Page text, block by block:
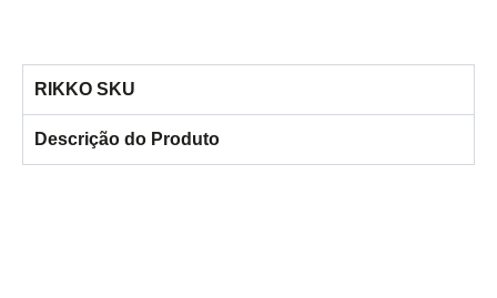
RIKKO SKU
Descrição do Produto